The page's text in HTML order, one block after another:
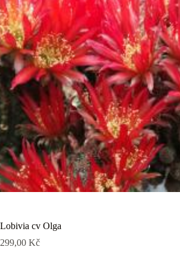
Lobivia cv Olga
299,00 Kč